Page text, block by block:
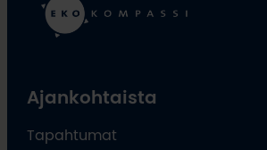
Ajankohtaista
Tapahtumat